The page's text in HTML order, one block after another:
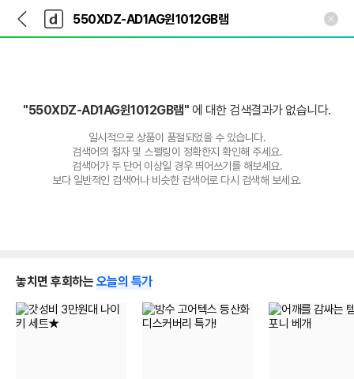
다
나
와
가
다
와
"550XDZ-AD1AG윈1012GB램" 에 대한 검색결과가 없습니다.
일시적으로 상품이 품절되었을 수 있습니다.
검색어의 철자 및 스펠링이 정확한지 확인해 주세요.
검색어가 두 단어 이상일 경우 띄어쓰기를 해보세요.
보다 일반적인 검색어나 비슷한 검색어로 다시 검색해 보세요.
놓치면 후회하는 오늘의 특가